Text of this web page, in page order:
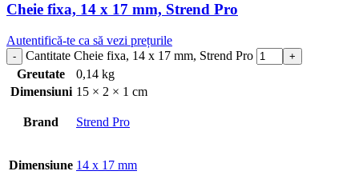
Cheie fixa, 14 x 17 mm, Strend Pro
Autentifică-te ca să vezi prețurile
Cantitate Cheie fixa, 14 x 17 mm, Strend Pro
Greutate
0,14 kg
Dimensiuni 15 × 2 × 1 cm
Brand Strend Pro
Dimensiune 14 x 17 mm